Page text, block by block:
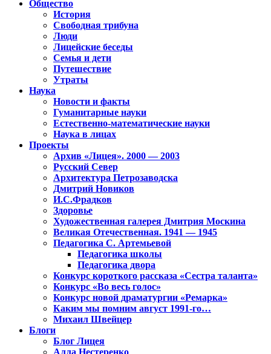
Общество
История
Свободная трибуна
Люди
Лицейские беседы
Семья и дети
Путешествие
Утраты
Наука
Новости и факты
Гуманитарные науки
Естественно-математические науки
Наука в лицах
Проекты
Архив «Лицея». 2000 — 2003
Русский Север
Архитектура Петрозаводска
Дмитрий Новиков
И.С.Фрадков
Здоровье
Художественная галерея Дмитрия Москина
Великая Отечественная. 1941 — 1945
Педагогика С. Артемьевой
Педагогика школы
Педагогика двора
Конкурс короткого рассказа «Сестра таланта»
Конкурс «Во весь голос»
Конкурс новой драматургии «Ремарка»
Каким мы помним август 1991-го…
Михаил Швейцер
Блоги
Блог Лицея